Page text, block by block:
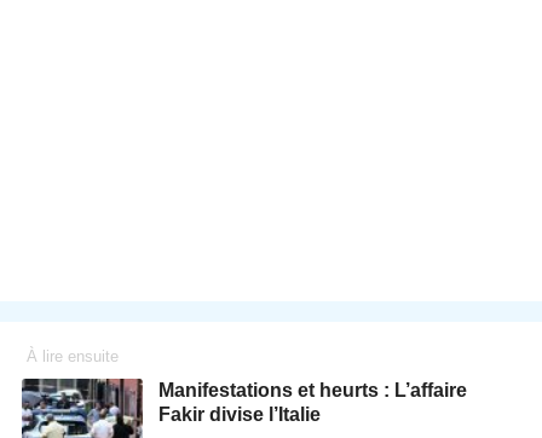
À lire ensuite
Manifestations et heurts : L’affaire
Fakir divise l’Italie